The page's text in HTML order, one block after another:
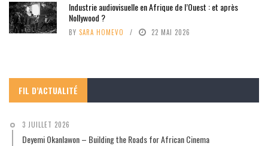
Industrie audiovisuelle en Afrique de l’Ouest : et après
Nollywood ?
BY SARA HOMEVO 22 MAI 2026
FIL D’ACTUALITÉ
3 JUILLET 2026
Deyemi Okanlawon – Building the Roads for African Cinema